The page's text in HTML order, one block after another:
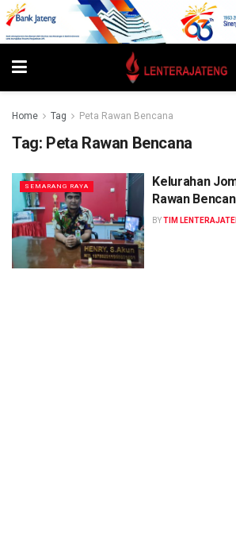
Home Tag Peta Rawan Bencana
Tag: Peta Rawan Bencana
SEMARANG RAYA
Kelurahan
Rawan
BYTIM